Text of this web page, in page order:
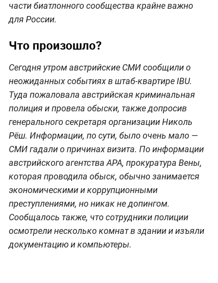
части биатлонного сообщества крайне важно
для России.
Что произошло?
Сегодня утром австрийские СМИ сообщили о
неожиданных событиях в штаб-квартире IBU.
Туда пожаловала австрийская криминальная
полиция и провела обыски, также допросив
генерального секретаря организации Николь
Рёш. Информации, по сути, было очень мало —
СМИ гадали о причинах визита. По информации
австрийского агентства APA, прокуратура Вены,
которая проводила обыск, обычно занимается
экономическими и коррупционными
преступлениями, но никак не допингом.
Сообщалось также, что сотрудники полиции
осмотрели несколько комнат в здании и изъяли
документацию и компьютеры.